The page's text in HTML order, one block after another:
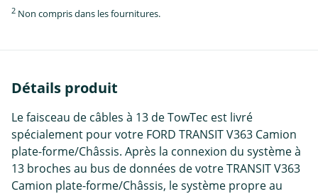
2 Non compris dans les fournitures.
Détails produit
Le faisceau de câbles à 13 de TowTec est livré
spécialement pour votre FORD TRANSIT V363 Camion
plate-forme/Châssis. Après la connexion du système à
13 broches au bus de données de votre TRANSIT V363
Camion plate-forme/Châssis, le système propre au